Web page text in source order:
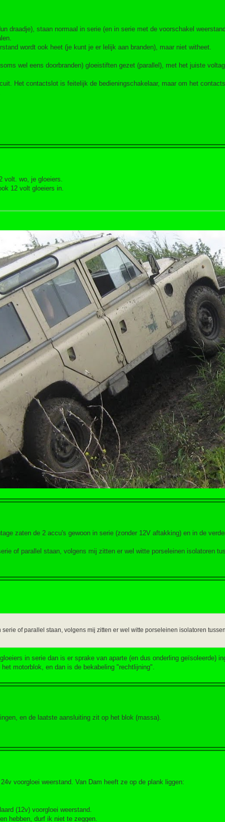
draadje), staan normaal in serie (en in serie met de voorschakel
wordt ook heet (je kunt je er lelijk aan branden), maar niet witheet.
wel eens doorbranden) gloeistiften gezet (parallel), met het juiste
Het contactslot is feitelijk de bedieningschakelaar, maar om het
volt. wo, je gloeiers.
12 volt gloeiers in.
zaten de 2 accu's gewoon in serie (zonder 12V aftakking) en in de
of parallel staan, volgens mij zitten er wel witte porseleinen isolatoren
of parallel staan, volgens mij zitten er wel witte porseleinen isolatoren
in serie dan is er sprake van aparte (en dus onderling geïsoleerde)
motorblok, en dan is de bekabeling "rechtlijning".
en de laatste aansluiting zit op het blok (massa).
voorgloei weerstand. Van Dam heeft ze op de plank liggen:
(12v) voorgloei weerstand.
hebben, durf ik niet te zeggen.